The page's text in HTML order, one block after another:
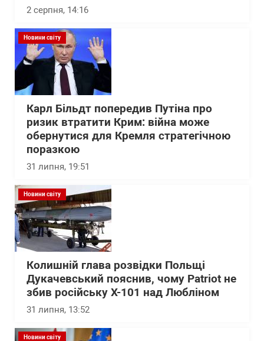
2 серпня, 14:16
Новини світу
Карл Більдт попередив Путіна про
ризик втратити Крим: війна може
обернутися для Кремля стратегічною
поразкою
31 липня, 19:51
Новини світу
Колишній глава розвідки Польщі
Дукачевський пояснив, чому Patriot не
збив російську Х-101 над Любліном
31 липня, 13:52
Новини світу